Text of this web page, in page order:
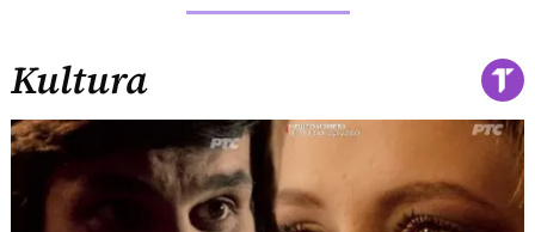
Kultura